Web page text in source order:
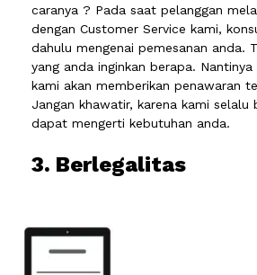
caranya ? Pada saat pelanggan
dengan Customer Service kami,
dahulu mengenai pemesanan anda.
yang anda inginkan berapa.
kami akan memberikan penawaran
Jangan khawatir, karena kami selalu
dapat mengerti kebutuhan anda.
3. Berlegalitas